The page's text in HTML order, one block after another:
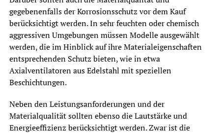
gegebenenfalls der Korrosionsschutz vor dem Kauf
berücksichtigt werden. In sehr feuchten oder chemisch
aggressiven Umgebungen müssen Modelle ausgewählt
werden, die im Hinblick auf ihre Materialeigenschaften
entsprechenden Schutz bieten, wie in etwa
Axialventilatoren aus Edelstahl mit speziellen
Beschichtungen.
Neben den Leistungsanforderungen und der
Materialqualität sollten ebenso die Lautstärke und
Energieeffizienz berücksichtigt werden. Zwar ist die